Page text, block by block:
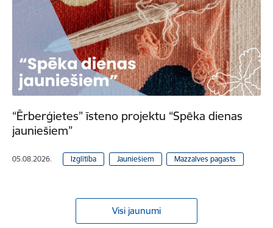
“Ērberģietes” īsteno projektu “Spēka dienas
jauniešiem”
05.08.2026. Izglītība Jauniešiem Mazzalves pagasts
Visi jaunumi